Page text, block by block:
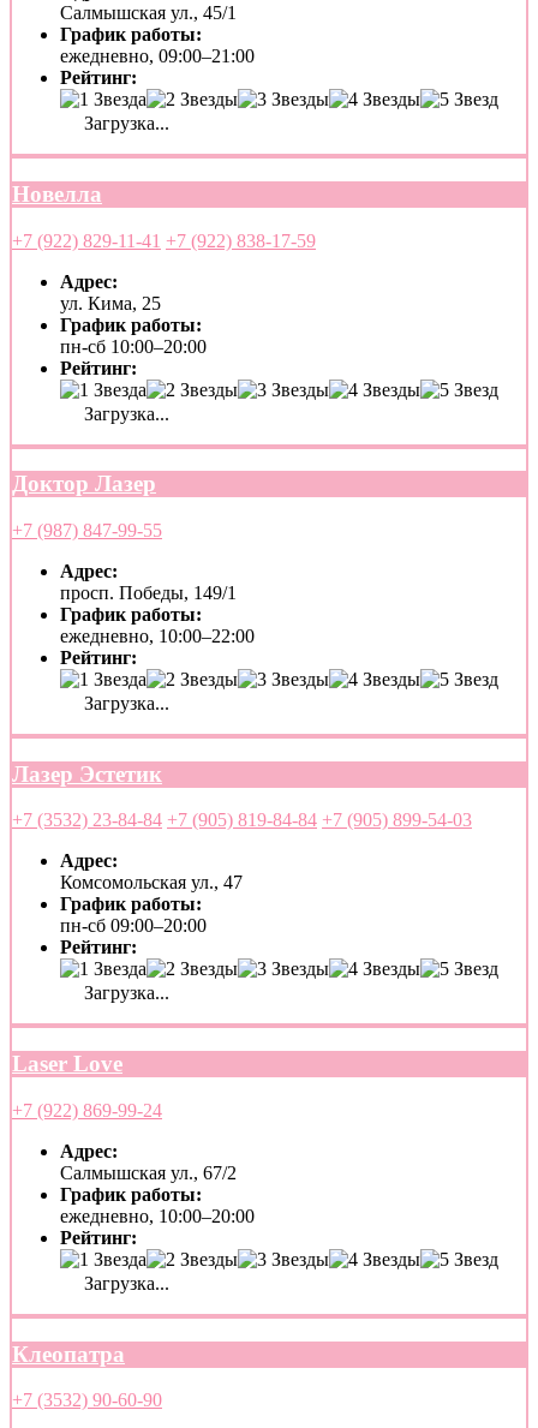
Салмышская ул., 45/1
График работы:
ежедневно, 09:00–21:00
Рейтинг:
Загрузка...
Новелла
+7 (922) 829-11-41 +7 (922) 838-17-59
Адрес:
ул. Кима, 25
График работы:
пн-сб 10:00–20:00
Рейтинг:
Загрузка...
Доктор Лазер
+7 (987) 847-99-55
Адрес:
просп. Победы, 149/1
График работы:
ежедневно, 10:00–22:00
Рейтинг:
Загрузка...
Лазер Эстетик
+7 (3532) 23-84-84 +7 (905) 819-84-84 +7 (905) 899-54-03
Адрес:
Комсомольская ул., 47
График работы:
пн-сб 09:00–20:00
Рейтинг:
Загрузка...
Laser Love
+7 (922) 869-99-24
Адрес:
Салмышская ул., 67/2
График работы:
ежедневно, 10:00–20:00
Рейтинг:
Загрузка...
Клеопатра
+7 (3532) 90-60-90